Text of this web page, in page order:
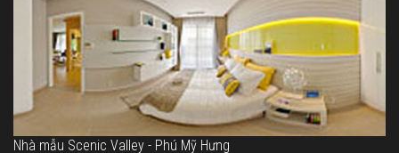
Nhà mẫu Scenic Valley - Phú Mỹ Hưng